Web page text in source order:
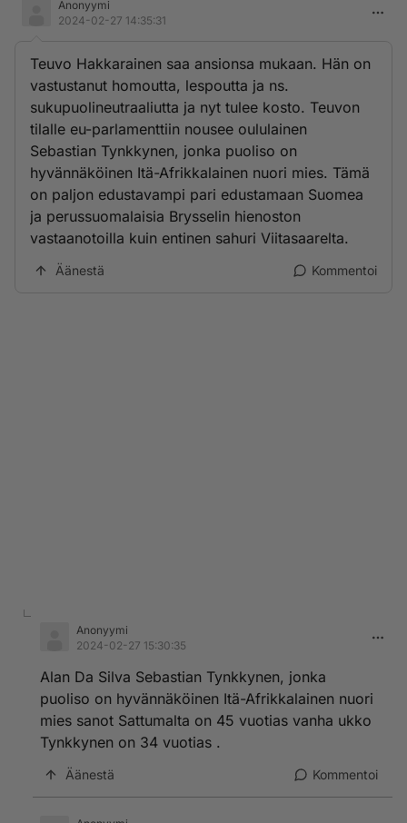
Anonyymi
2024-02-27 14:35:31
Teuvo Hakkarainen saa ansionsa mukaan. Hän on
vastustanut homoutta, lespoutta ja ns.
sukupuolineutraaliutta ja nyt tulee kosto. Teuvon
tilalle eu-parlamenttiin nousee oululainen
Sebastian Tynkkynen, jonka puoliso on
hyvännäköinen Itä-Afrikkalainen nuori mies. Tämä
on paljon edustavampi pari edustamaan Suomea
ja perussuomalaisia Brysselin hienoston
vastaanotoilla kuin entinen sahuri Viitasaarelta.
Äänestä Kommentoi
Anonyymi
2024-02-27 15:30:35
Alan Da Silva Sebastian Tynkkynen, jonka
puoliso on hyvännäköinen Itä-Afrikkalainen nuori
mies sanot Sattumalta on 45 vuotias vanha ukko
Tynkkynen on 34 vuotias .
Äänestä Kommentoi